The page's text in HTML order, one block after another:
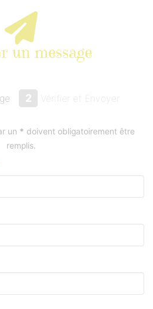
un message
2 Vérifier et Envoyer
un * doivent obligatoirement être
remplis.